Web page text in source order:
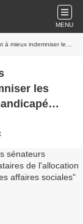
MENU
rejetée en commission des affaires sociales
les